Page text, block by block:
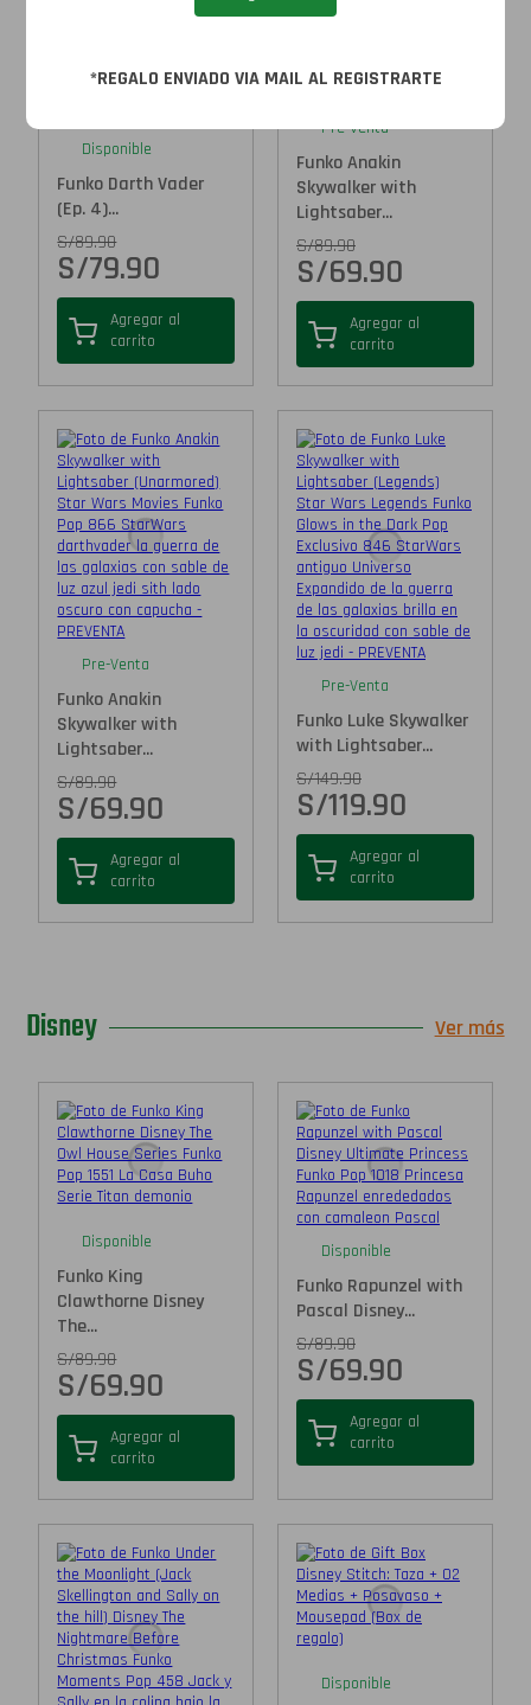
*REGALO ENVIADO VIA MAIL AL REGISTRARTE
Disponible
Funko Darth Vader
(Ep. 4)...
S/89.90
S/79.90
Agregar al
carrito
Pre-Venta
Funko Anakin
Skywalker with
Lightsaber...
S/89.90
S/69.90
Agregar al
carrito
Pre-Venta
Funko Anakin
Skywalker with
Lightsaber...
S/89.90
S/69.90
Agregar al
carrito
Pre-Venta
Funko Luke Skywalker
with Lightsaber...
S/149.90
S/119.90
Agregar al
carrito
Disney Ver más
Disponible
Funko King
Clawthorne Disney
The...
S/89.90
S/69.90
Agregar al
carrito
Disponible
Funko Rapunzel with
Pascal Disney...
S/89.90
S/69.90
Agregar al
carrito
Disponible